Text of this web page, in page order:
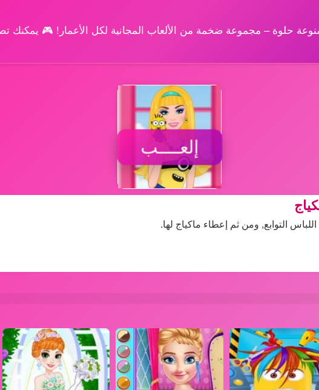
حلوة – مجموعة ضخمة من الألعاب المجانية لكل الأعمار! 🎮 يمكنك
إلعــــب
التوابع, ومن ثم إعطاء ماكياج لها.